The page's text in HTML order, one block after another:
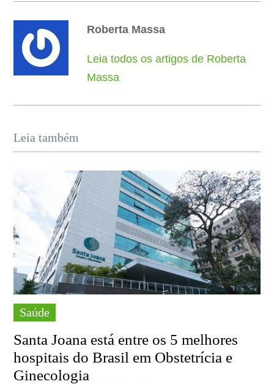
Roberta Massa
Leia todos os artigos de Roberta
Massa
Leia também
Saúde
Santa Joana está entre os 5 melhores
hospitais do Brasil em Obstetrícia e
Ginecologia